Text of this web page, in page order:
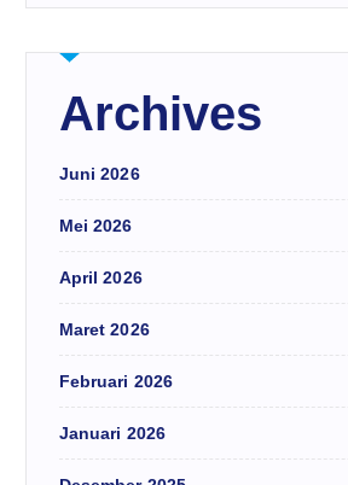
Archives
Juni 2026
Mei 2026
April 2026
Maret 2026
Februari 2026
Januari 2026